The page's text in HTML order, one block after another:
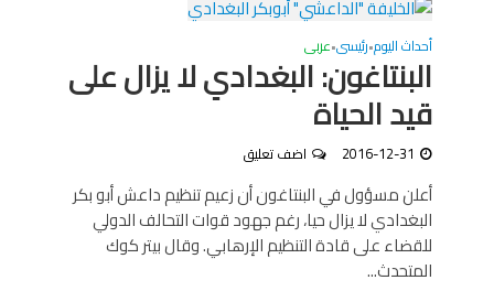
أحداث اليوم•رئيسى•عربى
البنتاغون: البغدادي لا يزال على
قيد الحياة
2016-12-31 اضف تعليق
أعلن مسؤول في البنتاغون أن زعيم تنظيم داعش أبو بكر
البغدادي لا يزال حيا، رغم جهود قوات التحالف الدولي
للقضاء على قادة التنظيم الإرهابي. وقال بيتر كوك
المتحدث...